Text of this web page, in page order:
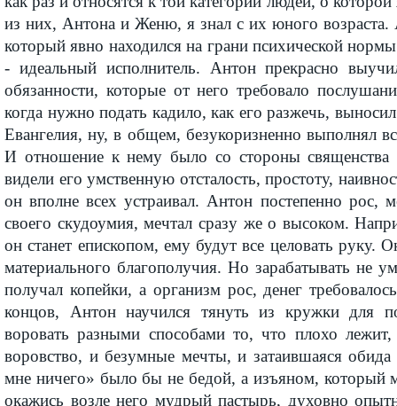
из них, Антона и Женю, я знал с их юного возраста.
который явно находился на грани психической
- идеальный исполнитель. Антон прекрасно
обязанности, которые от него требовало
когда нужно подать кадило, как его разжечь,
Евангелия, ну, в общем, безукоризненно выполнял
И отношение к нему было со стороны священства
видели его умственную отсталость, простоту,
он вполне всех устраивал. Антон постепенно рос,
своего скудоумия, мечтал сразу же о высоком.
он станет епископом, ему будут все целовать руку.
материального благополучия. Но зарабатывать не
получал копейки, а организм рос, денег
концов, Антон научился тянуть из кружки для
воровать разными способами то, что плохо
воровство, и безумные мечты, и затаившаяся
мне ничего» было бы не бедой, а изъяном, который
окажись возле него мудрый пастырь, духовно